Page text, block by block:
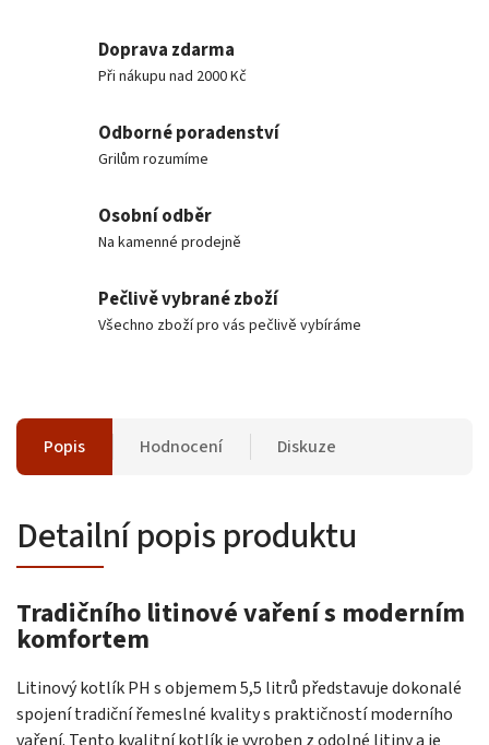
Doprava zdarma
Při nákupu nad 2000 Kč
Odborné poradenství
Grilům rozumíme
Osobní odběr
Na kamenné prodejně
Pečlivě vybrané zboží
Všechno zboží pro vás pečlivě vybíráme
Popis Hodnocení Diskuze
Detailní popis produktu
Tradičního litinové vaření s moderním
komfortem
Litinový kotlík PH s objemem 5,5 litrů představuje dokonalé
spojení tradiční řemeslné kvality s praktičností moderního